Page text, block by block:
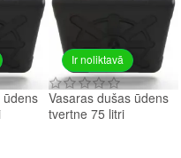
ūdens
Ir noliktavā
Vasaras dušas ūdens
tvertne 75 litri